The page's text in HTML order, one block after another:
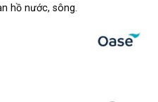
hồ nước, sông.